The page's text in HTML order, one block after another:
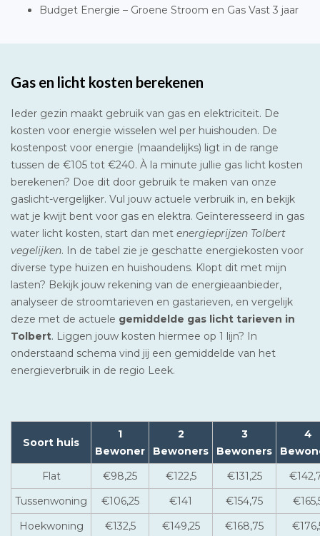
Budget Energie – Groene Stroom en Gas Vast 3 jaar
Gas en licht kosten berekenen
Ieder gezin maakt gebruik van gas en elektriciteit. De
kosten voor energie wisselen wel per huishouden. De
kostenpost voor energie (maandelijks) ligt in de range
tussen de €105 tot €240. À la minute jullie gas licht kosten
berekenen? Doe dit door gebruik te maken van onze
gaslicht-vergelijker. Vul jouw actuele verbruik in, en bekijk
wat je kwijt bent voor gas en elektra. Geïnteresseerd in gas
water licht kosten, start dan met energieprijzen Tolbert
vegelijken. In de tabel zie je geschatte energiekosten voor
diverse type huizen en huishoudens. Klopt dit met mijn
lasten? Bekijk jouw rekening van de energieaanbieder,
analyseer de stroomtarieven en gastarieven, en vergelijk
deze met de actuele gemiddelde gas licht tarieven in
Tolbert. Liggen jouw kosten hiermee op 1 lijn? In
onderstaand schema vind jij een gemiddelde van het
energieverbruik in de regio Leek.
Soort huis
1
Bewoner
2
Bewoners
3
Bewoners
4
Flat
€98,25 €122,5 €131,25
Tussenwoning
€106,25 €141 €154,75
Hoekwoning
€132,5 €149,25 €168,75